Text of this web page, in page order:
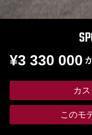
¥3 330 000
カ
このモ